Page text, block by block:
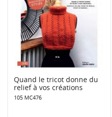
Quand le tricot donne du
relief à vos créations
105 MC476